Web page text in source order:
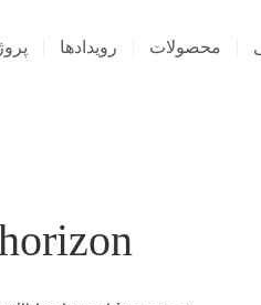
محصولات رویدادها